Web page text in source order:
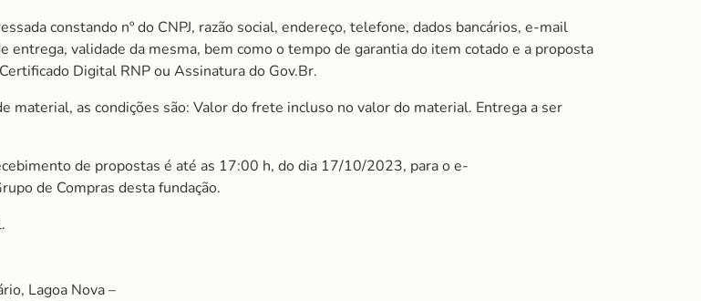
constando nº do CNPJ, razão social, endereço, telefone, dados bancários, e-mail
entrega, validade da mesma, bem como o tempo de garantia do item cotado e a proposta
Digital RNP ou Assinatura do Gov.Br.
material, as condições são: Valor do frete incluso no valor do material. Entrega a ser
de propostas é até as 17:00 h, do dia 17/10/2023, para o e-
de Compras desta fundação.
Lagoa Nova –